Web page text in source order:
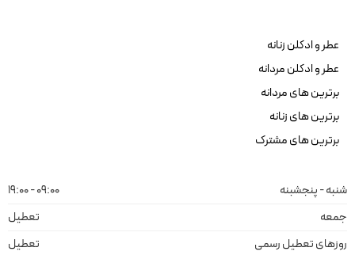
عطر و ادکلن زنانه
عطر و ادکلن مردانه
برترین های مردانه
برترین های زنانه
برترین های مشترک
شنبه - پنجشبنه
09:00 - 19:00
جمعه
تعطیل
روزهای تعطیل رسمی
تعطیل